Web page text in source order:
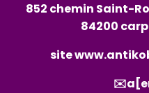
852 chemin Saint-
84200
site
✉️a